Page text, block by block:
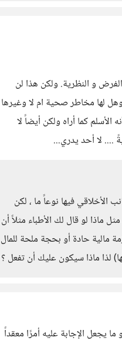
الفرض و النظرية. ولكن هذا لن
وهل لها مخاطر صحية ام لا وغيرها
كما أراه ولكن أيضاً لا
.... لا أحد يدري...
الأخلاقي فيها نوعاً ما ، لكن
ماذا لو قال لك الأطباء مثلاً أن
يعانون من أزمة مالية حادة أو بحجة ملحة للمال
لذا ماذا سيكون عليك أن تفعل ؟
يجعل الإجابة عليه أمرًا معقداً